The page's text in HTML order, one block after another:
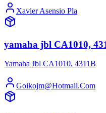
Xavier Asensio Pla
yamaha jbl CA1010,
Yamaha Jbl CA1010, 4311B
Goikojm@Hotmail.Com